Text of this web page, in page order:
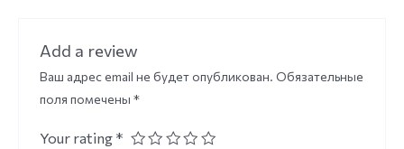
Add a review
Ваш адрес email не будет опубликован. Обязательные
поля помечены *
Your rating *